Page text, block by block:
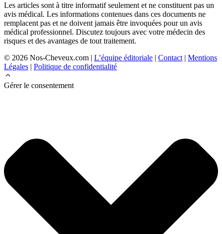
Les articles sont à titre informatif seulement et ne constituent pas un
avis médical. Les informations contenues dans ces documents ne
remplacent pas et ne doivent jamais être invoquées pour un avis
médical professionnel. Discutez toujours avec votre médecin des
risques et des avantages de tout traitement.
© 2026 Nos-Cheveux.com | L’équipe éditoriale | Contact | Mentions
Légales | Politique de confidentialité
Gérer le consentement